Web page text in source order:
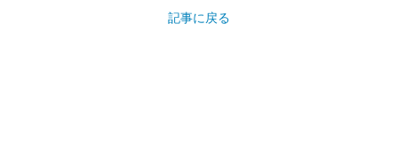
記事に戻る